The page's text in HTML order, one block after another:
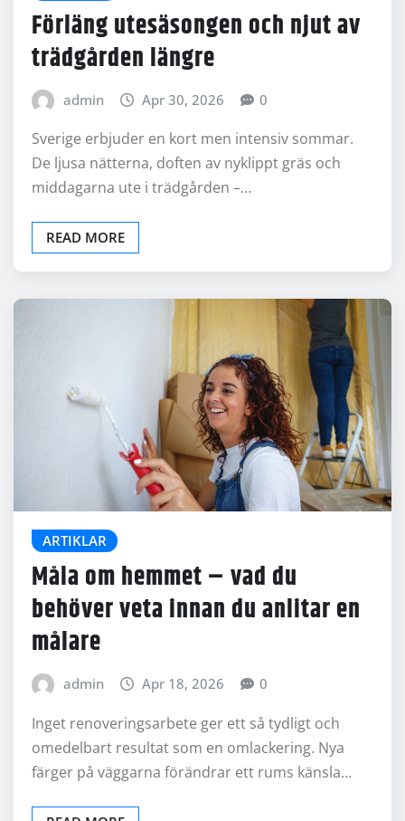
Förläng utesäsongen och njut av
trädgården längre
admin Apr 30, 2026 0
Sverige erbjuder en kort men intensiv sommar.
De ljusa nätterna, doften av nyklippt gräs och
middagarna ute i trädgården –…
READ MORE
ARTIKLAR
Måla om hemmet – vad du
behöver veta innan du anlitar en
målare
admin Apr 18, 2026 0
Inget renoveringsarbete ger ett så tydligt och
omedelbart resultat som en omlackering. Nya
färger på väggarna förändrar ett rums känsla…